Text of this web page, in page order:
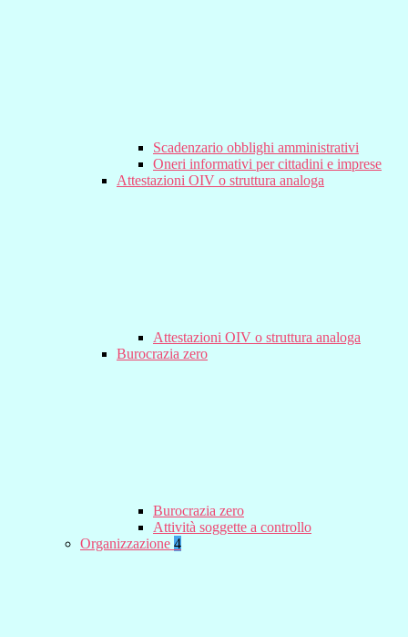
Scadenzario obblighi amministrativi
Oneri informativi per cittadini e imprese
Attestazioni OIV o struttura analoga
Attestazioni OIV o struttura analoga
Burocrazia zero
Burocrazia zero
Attività soggette a controllo
Organizzazione 4